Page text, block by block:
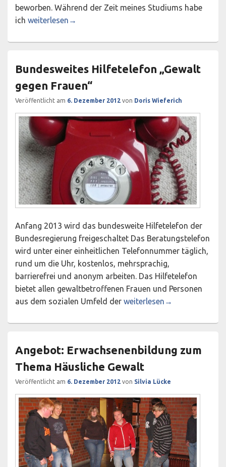
beworben. Während der Zeit meines Studiums habe
ich Neu im Team: Ingrid Lauer-Busse
weiterlesen →
Bundesweites Hilfetelefon „Gewalt
gegen Frauen“
Veröffentlicht am 6. Dezember 2012 von Doris Wieferich
Anfang 2013 wird das bundesweite Hilfetelefon der
Bundesregierung freigeschaltet Das Beratungstelefon
wird unter einer einheitlichen Telefonnummer täglich,
rund um die Uhr, kostenlos, mehrsprachig,
barrierefrei und anonym arbeiten. Das Hilfetelefon
bietet allen gewaltbetroffenen Frauen und Personen
aus dem sozialen Umfeld der Bundesweites Hilfetelefon
weiterlesen →
Angebot: Erwachsenenbildung zum
Thema Häusliche Gewalt
Veröffentlicht am 6. Dezember 2012 von Silvia Lücke